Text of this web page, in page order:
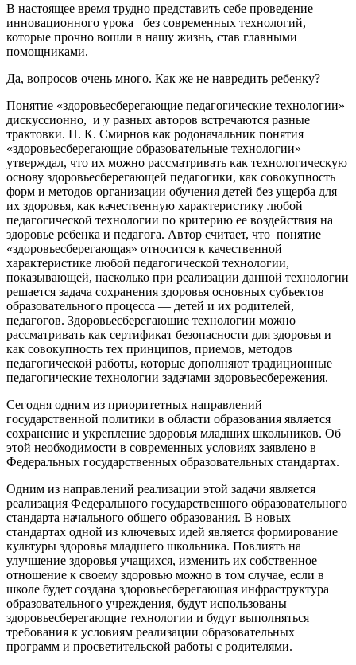
В настоящее время трудно представить себе проведение
инновационного урока без современных технологий,
которые прочно вошли в нашу жизнь, став главными
помощниками.
Да, вопросов очень много. Как же не навредить ребенку?
Понятие «здоровьесберегающие педагогические технологии»
дискуссионно, и у разных авторов встречаются разные
трактовки. Н. К. Смирнов как родоначальник понятия
«здоровьесберегающие образовательные технологии»
утверждал, что их можно рассматривать как технологическую
основу здоровьесберегающей педагогики, как совокупность
форм и методов организации обучения детей без ущерба для
их здоровья, как качественную характеристику любой
педагогической технологии по критерию ее воздействия на
здоровье ребенка и педагога. Автор считает, что понятие
«здоровьесберегающая» относится к качественной
характеристике любой педагогической технологии,
показывающей, насколько при реализации данной технологии
решается задача сохранения здоровья основных субъектов
образовательного процесса — детей и их родителей,
педагогов. Здоровьесберегающие технологии можно
рассматривать как сертификат безопасности для здоровья и
как совокупность тех принципов, приемов, методов
педагогической работы, которые дополняют традиционные
педагогические технологии задачами здоровьесбережения.
Сегодня одним из приоритетных направлений
государственной политики в области образования является
сохранение и укрепление здоровья младших школьников. Об
этой необходимости в современных условиях заявлено в
Федеральных государственных образовательных стандартах.
Одним из направлений реализации этой задачи является
реализация Федерального государственного образовательного
стандарта начального общего образования. В новых
стандартах одной из ключевых идей является формирование
культуры здоровья младшего школьника. Повлиять на
улучшение здоровья учащихся, изменить их собственное
отношение к своему здоровью можно в том случае, если в
школе будет создана здоровьесберегающая инфраструктура
образовательного учреждения, будут использованы
здоровьесберегающие технологии и будут выполняться
требования к условиям реализации образовательных
программ и просветительской работы с родителями.